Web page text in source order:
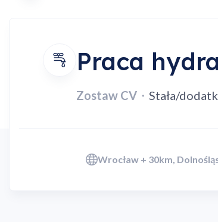
Praca
Zostaw CV・ Stała/
Wrocław + 30km,